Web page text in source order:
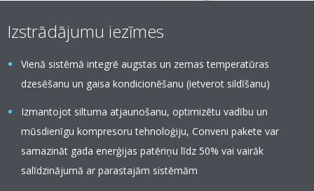
Izstrādājumu iezīmes
Vienā sistēmā integrē augstas un zemas temperatūras
dzesēšanu un gaisa kondicionēšanu (ietverot sildīšanu)
Izmantojot siltuma atjaunošanu, optimizētu vadību un
mūsdienīgu kompresoru tehnoloģiju, Conveni pakete var
samazināt gada enerģijas patēriņu līdz 50% vai vairāk
salīdzinājumā ar parastajām sistēmām